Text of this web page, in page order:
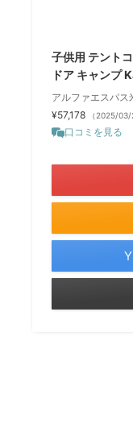
子供用 テント
ドア キャンプ
アルファエスパス
¥57,178
（2025/
口コミを見る